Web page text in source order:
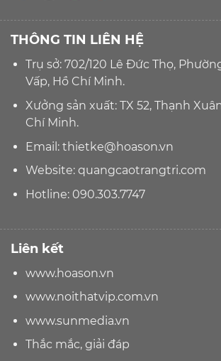
THÔNG TIN LIÊN HỆ
Trụ sở: 702/120 Lê Đức Thọ,
Vấp, Hồ Chí Minh.
Xưởng sản xuất: TX 52, Thạnh
Chí Minh.
Email: thietke@hoason.vn
Website:quangcaotrangtri.com
Hotline: 090.303.7747
Liên kết
www.hoason.vn
www.noithatvip.com.vn
www.sunmedia.vn
Thắc mắc, giải đáp